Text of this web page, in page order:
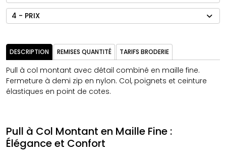
4 - PRIX
DESCRIPTION REMISES QUANTITÉ TARIFS BRODERIE
Pull à col montant avec détail combiné en maille fine.
Fermeture à demi zip en nylon. Col, poignets et ceinture
élastiques en point de cotes.
Pull à Col Montant en Maille Fine :
Élégance et Confort